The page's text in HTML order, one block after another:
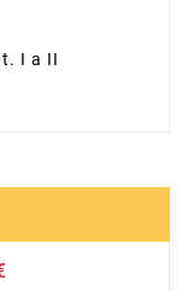
I a II
Cena